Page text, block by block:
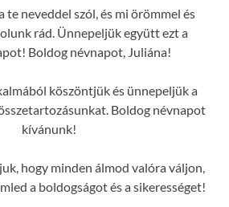
te neveddel szól, és mi örömmel és
rád. Ünnepeljük együtt ezt a
Boldog névnapot, Juliána!
köszöntjük és ünnepeljük a
Boldog névnapot
kívánunk!
hogy minden álmod valóra váljon,
a boldogságot és a sikerességet!